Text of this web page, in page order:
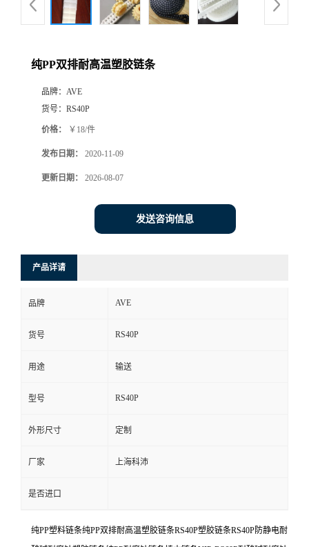
纯PP双排耐高温塑胶链条
品牌： AVE
货号： RS40P
价格： ￥18/件
发布日期： 2020-11-09
更新日期： 2026-08-07
发送咨询信息
产品详请
品牌 AVE
货号 RS40P
用途 输送
型号 RS40P
外形尺寸 定制
厂家 上海科沛
是否进口
纯PP塑料链条纯PP双排耐高温塑胶链条RS40P塑胶链条RS40P防静电耐